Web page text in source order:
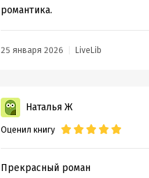
романтика.
25 января 2026 LiveLib
Наталья Ж
Оценил книгу
Прекрасный роман